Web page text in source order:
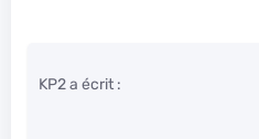
KP2 a écrit :